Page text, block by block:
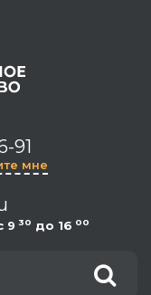
91
мне
9 30 до 16 00